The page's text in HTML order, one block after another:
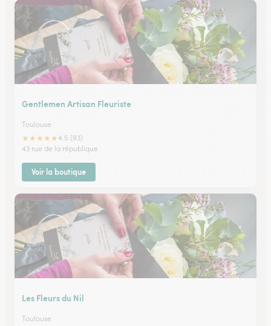
Gentlemen Artisan Fleuriste
Toulouse
★★★★★4.5 (93)
43 rue de la république
Voir la boutique
Les Fleurs du Nil
Toulouse